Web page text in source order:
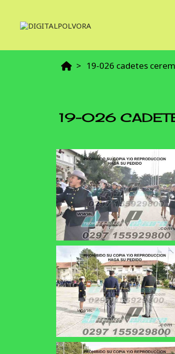
19-026 cadetes
19-026